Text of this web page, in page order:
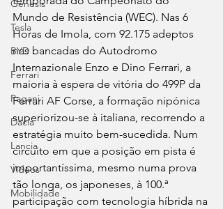
Genesis
Tesla
BYD
Ferrari
Pagani
Dacia
Lancia
Videos
Mobilidade
Mundo de Resistência (WEC). Nas 6
Horas de Imola, com 92.175 adeptos
nas bancadas do Autodromo
Internazionale Enzo e Dino Ferrari, a
maioria à espera de vitória do 499P da
Ferrari AF Corse, a formação nipónica
superiorizou-se à italiana, recorrendo a
estratégia muito bem-sucedida. Num
circuito em que a posição em pista é
importantíssima, mesmo numa prova
tão longa, os japoneses, à 100.ª
participação com tecnologia híbrida na